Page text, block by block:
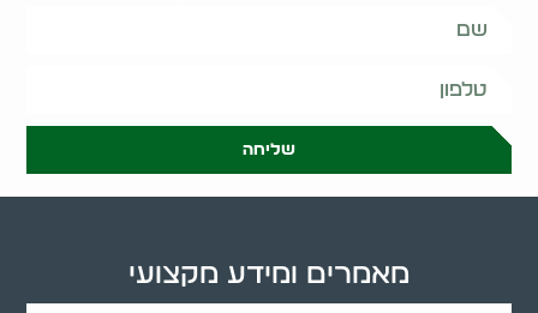
שליחה
מאמרים ומידע מקצועי